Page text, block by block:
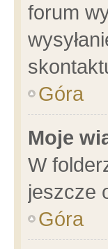
forum
Góra
Moje
W
jeszcze
Góra